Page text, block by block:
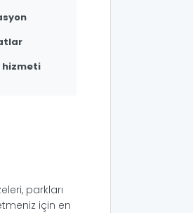
hizmeti
parkları
için en